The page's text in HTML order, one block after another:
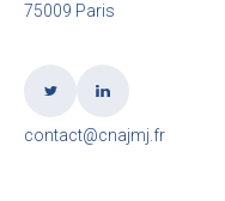
75009 Paris
contact@cnajmj.fr